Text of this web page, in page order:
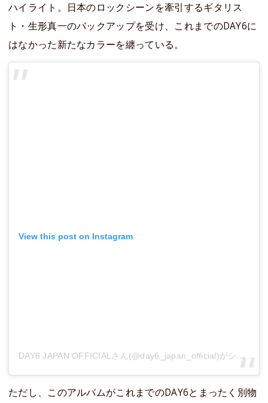
ハイライト。日本のロックシーンを牽引するギタリス
ト・生形真一のバックアップを受け、これまでのDAY6に
はなかった新たなカラーを纏っている。
View this post on Instagram
DAY6 JAPAN OFFICIALさん(@day6_japan_official)がシェアした投稿
ただし、このアルバムがこれまでのDAY6とまったく別物